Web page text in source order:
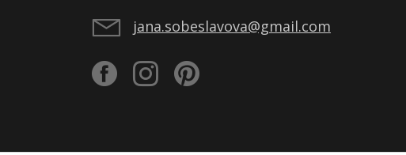
jana.sobeslavova@gmail.com